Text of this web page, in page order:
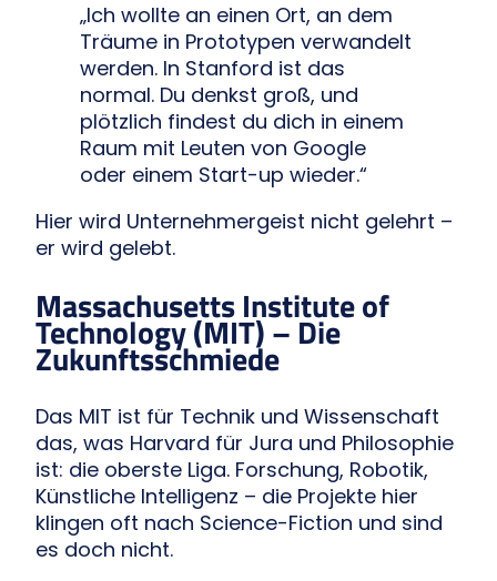
„Ich wollte an einen Ort, an dem
Träume in Prototypen verwandelt
werden. In Stanford ist das
normal. Du denkst groß, und
plötzlich findest du dich in einem
Raum mit Leuten von Google
oder einem Start-up wieder.“
Hier wird Unternehmergeist nicht gelehrt –
er wird gelebt.
Massachusetts Institute of
Technology (MIT) – Die
Zukunftsschmiede
Das MIT ist für Technik und Wissenschaft
das, was Harvard für Jura und Philosophie
ist: die oberste Liga. Forschung, Robotik,
Künstliche Intelligenz – die Projekte hier
klingen oft nach Science-Fiction und sind
es doch nicht.